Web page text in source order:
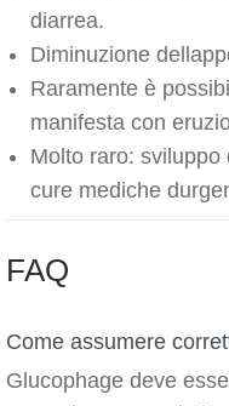
diarrea.
Diminuzione
Raramente è
manifesta con
Molto raro:
cure mediche
FAQ
Come assumere
Glucophage deve